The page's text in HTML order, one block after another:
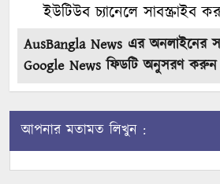
ইউটিউব চ্যানেলে সাবস্ক্রাইব
AusBangla News এর অনলাইনের
Google News ফিডটি অনুসরণ করুন
আপনার মতামত লিখুন :